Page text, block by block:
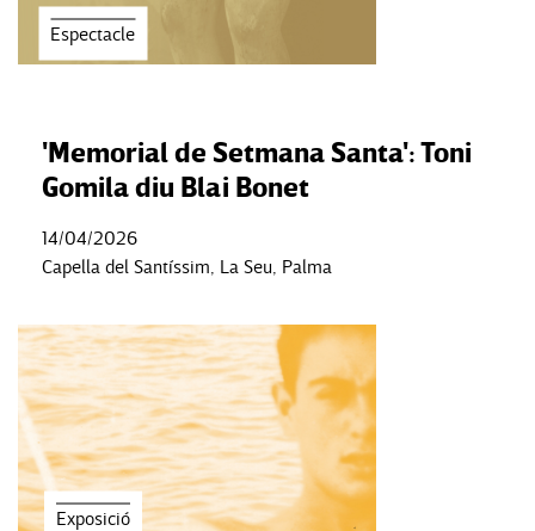
Espectacle
'Memorial de Setmana Santa': Toni
Gomila diu Blai Bonet
14/04/2026
Capella del Santíssim, La Seu, Palma
Exposició